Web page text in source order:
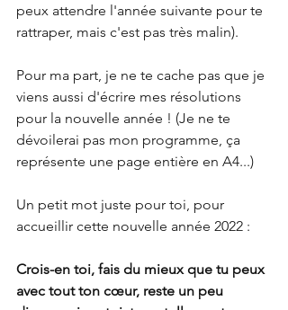
peux attendre l'année suivante pour te
rattraper, mais c'est pas très malin).
Pour ma part, je ne te cache pas que je
viens aussi d'écrire mes résolutions
pour la nouvelle année ! (Je ne te
dévoilerai pas mon programme, ça
représente une page entière en A4...)
Un petit mot juste pour toi, pour
accueillir cette nouvelle année 2022 :
Crois-en toi, fais du mieux que tu peux
avec tout ton cœur, reste un peu